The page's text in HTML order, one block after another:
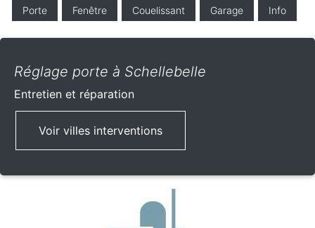
Porte Fenêtre Couelissant Garage Info
Réglage porte à Schellebelle
Entretien et réparation
Voir villes interventions